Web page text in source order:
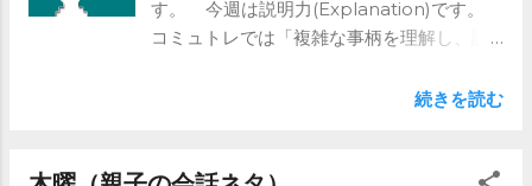
す。 今週は説明力(Explanation)です。
コミュトレでは「複雑な事柄を理解し、説
知識レベルを想像しよう、です。 説明が
特に子供の場合は、 相手の知識レベルを
続きを読む